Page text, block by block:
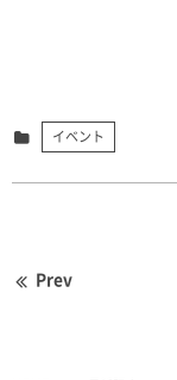
イベント
Prev